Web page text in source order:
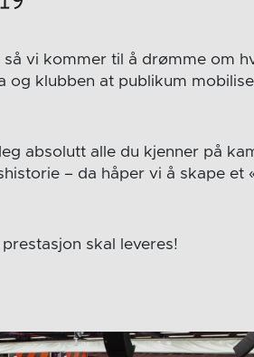
vi kommer til å drømme om
og klubben at publikum
absolutt alle du kjenner på
– da håper vi å skape et
skal leveres!